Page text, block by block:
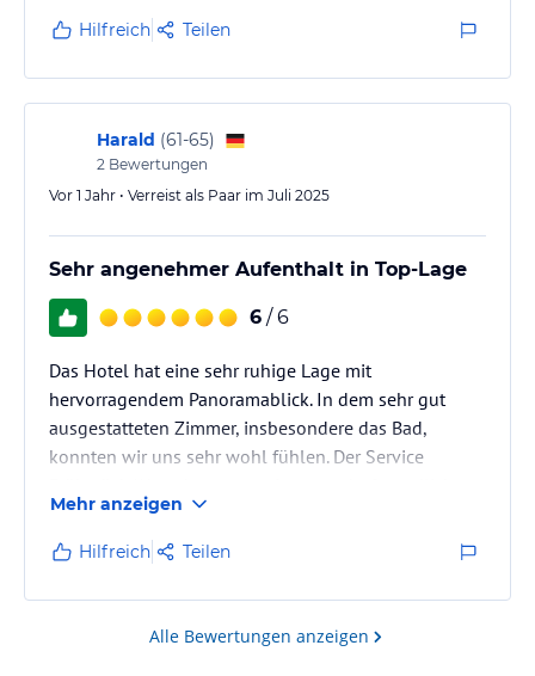
Hilfreich Teilen
Harald (61-65)
2 Bewertungen
Vor 1 Jahr • Verreist als Paar im Juli 2025
Sehr angenehmer Aufenthalt in Top-Lage
6 / 6
Das Hotel hat eine sehr ruhige Lage mit
hervorragendem Panoramablick. In dem sehr gut
ausgestatteten Zimmer, insbesondere das Bad,
konnten wir uns sehr wohl fühlen. Der Service
und hilfsbereit. Besondere Erwähnung verdient die
immer zuvorkommende Art der Seniorchefin und ihre
aktive Ansprache mit allen Gästen.
Mehr anzeigen
Hilfreich Teilen
Alle Bewertungen anzeigen